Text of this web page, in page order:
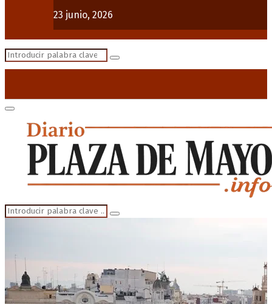
23 junio, 2026
Search
Search
Primary
Menu
Search
for:
Search